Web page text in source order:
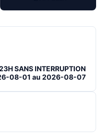
SANS INTERRUPTION
08-01 au 2026-08-07